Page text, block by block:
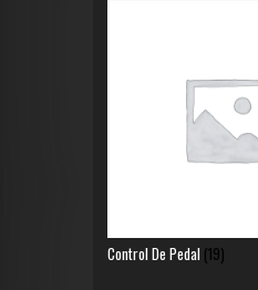
Control De Pedal (19)